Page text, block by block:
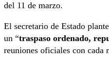
del 11 de marzo.
El secretario de Estado
un “traspaso ordenado,
reuniones oficiales con